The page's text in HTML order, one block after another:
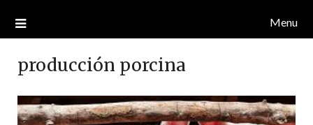
Menu
producción porcina